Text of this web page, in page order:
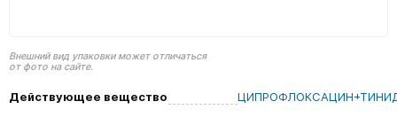
Внешний вид упаковки может отличаться
от фото на сайте.
Действующее вещество